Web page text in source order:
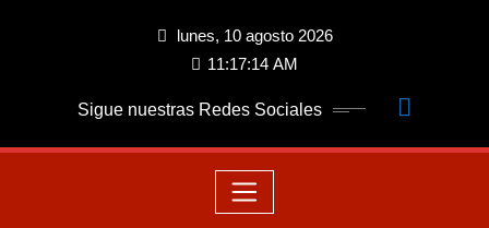
lunes, 10 agosto 2026
11:17:15 AM
Sigue nuestras Redes Sociales